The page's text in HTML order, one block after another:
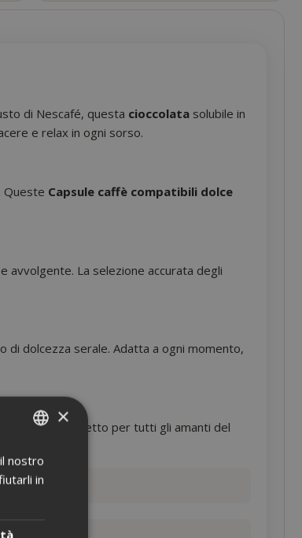
di Nescafé, questa cioccolata solubile in
e relax in ogni sorso.
Queste Capsule caffè compatibili dolce
avvolgente. La selezione accurata degli
di dolcezza serale. Adatta a ogni momento,
perfetto per tutti gli amanti del
ITALIAN
ENGLISH
×
nostro
in